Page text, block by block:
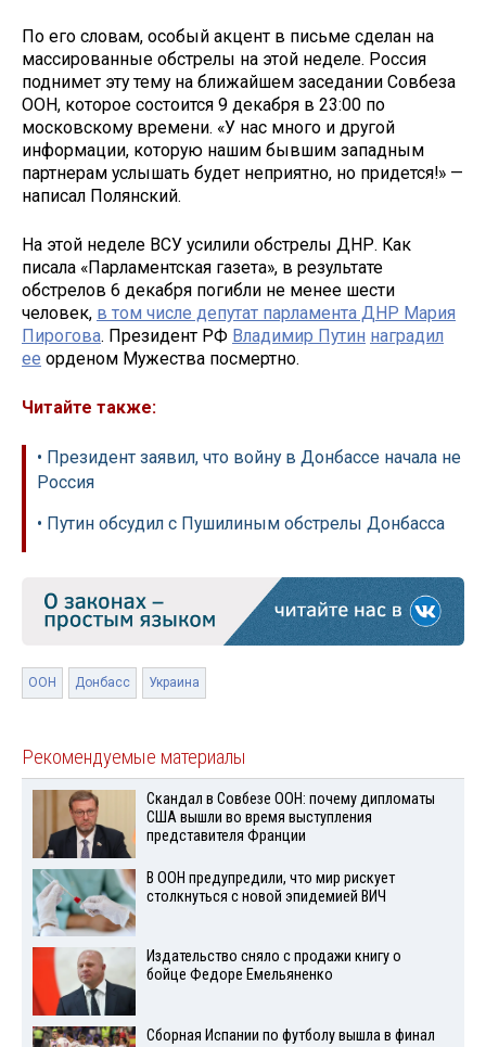
По его словам, особый акцент в письме сделан на
массированные обстрелы на этой неделе. Россия
поднимет эту тему на ближайшем заседании Совбеза
ООН, которое состоится 9 декабря в 23:00 по
московскому времени. «У нас много и другой
информации, которую нашим бывшим западным
партнерам услышать будет неприятно, но придется!» —
написал Полянский.
На этой неделе ВСУ усилили обстрелы ДНР. Как
писала «Парламентская газета», в результате
обстрелов 6 декабря погибли не менее шести
человек, в том числе депутат парламента ДНР Мария
Пирогова. Президент РФ Владимир Путин наградил
ее орденом Мужества посмертно.
Читайте также:
• Президент заявил, что войну в Донбассе начала не
Россия
• Путин обсудил с Пушилиным обстрелы Донбасса
ООН Донбасс Украина
Рекомендуемые материалы
Скандал в Совбезе ООН: почему дипломаты
США вышли во время выступления
представителя Франции
В ООН предупредили, что мир рискует
столкнуться с новой эпидемией ВИЧ
Издательство сняло с продажи книгу о
бойце Федоре Емельяненко
Сборная Испании по футболу вышла в финал